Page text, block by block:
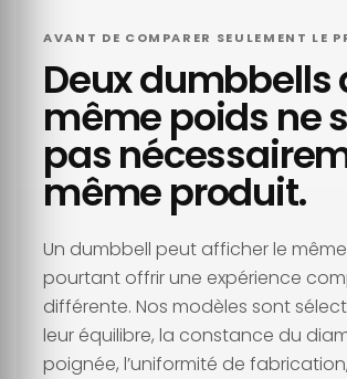
AVANT DE COMPARER SEULEMENT LE
Deux dumbbells
même poids ne
pas
même produit.
Un dumbbell peut afficher le
pourtant offrir une expérience
différente. Nos modèles sont
leur équilibre, la constance du
poignée, l’uniformité de